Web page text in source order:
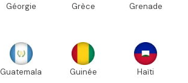
Géorgie Grèce Grenade
Guatemala Guinée Haïti